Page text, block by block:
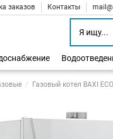
заказов Контакты
Газовый котел BAXI